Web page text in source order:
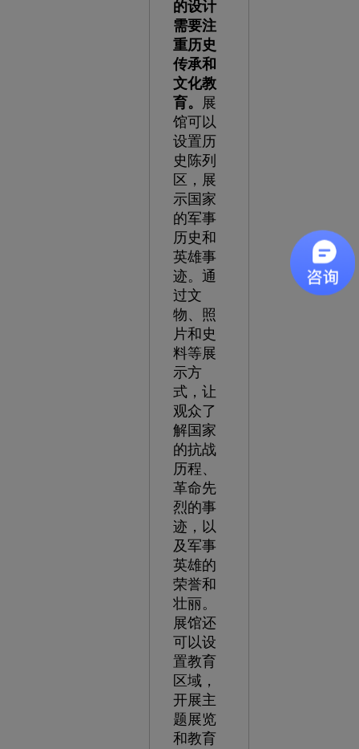
的设计
需要注
重历史
传承和
文化教
育。
展
馆可以
设置历
史陈列
区，展
示国家
的军事
历史和
英雄事
迹。通
过文
物、照
片和史
料等展
示方
式，让
观众了
解国家
的抗战
历程、
革命先
烈的事
迹，以
及军事
英雄的
荣誉和
壮丽。
展馆还
可以设
置教育
区域，
开展主
题展览
和教育